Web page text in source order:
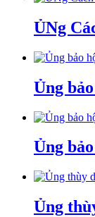
ỦNg
Ủng
Ủng
Ủng